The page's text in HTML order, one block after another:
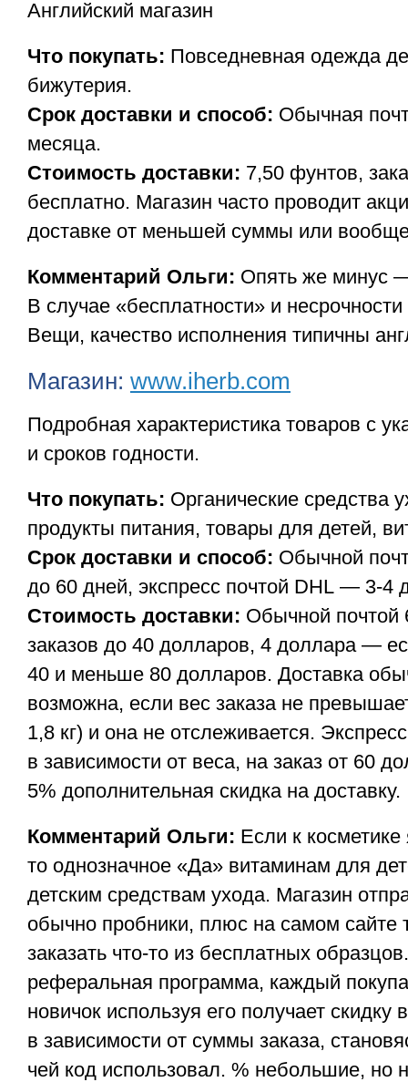
Английский магазин
Что покупать: Повседневная одежда
бижутерия.
Срок доставки и способ: Обычная
месяца.
Стоимость доставки: 7,50 фунтов,
бесплатно. Магазин часто проводит
доставке от меньшей суммы или
Комментарий Ольги: Опять же минус
В случае «бесплатности» и
Вещи, качество исполнения типичны
Магазин: www.iherb.com
Подробная характеристика товаров с
и сроков годности.
Что покупать: Органические средства
продукты питания, товары для детей,
Срок доставки и способ: Обычной
до 60 дней, экспресс почтой DHL — 3-4
Стоимость доставки: Обычной почтой
заказов до 40 долларов, 4 доллара —
40 и меньше 80 долларов. Доставка
возможна, если вес заказа не
1,8 кг) и она не отслеживается.
в зависимости от веса, на заказ от 60
5% дополнительная скидка на доставку.
Комментарий Ольги: Если к
то однозначное «Да» витаминам для
детским средствам ухода. Магазин
обычно пробники, плюс на самом сайте
заказать что-то из бесплатных
реферальная программа, каждый
новичок используя его получает скидку
в зависимости от суммы заказа,
чей код использовал. % небольшие, но